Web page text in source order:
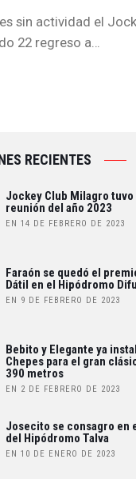
sin actividad el
22 regreso a…
RECIENTES
Jockey Club Milagro
reunión del año 2023
EN 14 DE FEBRERO DE 2023
Faraón se quedó el
Dátil en el Hipódromo
EN 9 DE FEBRERO DE 2023
Bebito y Elegante ya
Chepes para el gran
390 metros
EN 2 DE FEBRERO DE 2023
Josecito se consagro en
del Hipódromo Talva
EN 10 DE ENERO DE 2023